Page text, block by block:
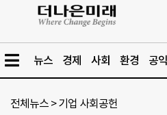
뉴스 경제 사회 환경 공익
전체뉴스 >기업 사회공헌